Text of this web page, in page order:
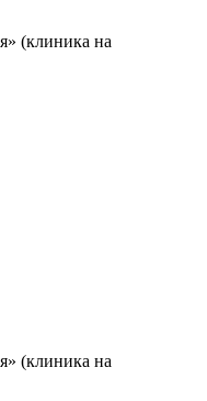
(клиника на
(клиника на